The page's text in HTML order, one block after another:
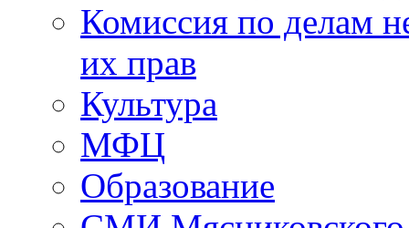
Комиссия по делам
их прав
Культура
МФЦ
Образование